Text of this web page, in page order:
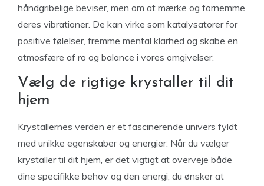
håndgribelige beviser, men om at mærke og fornemme
deres vibrationer. De kan virke som katalysatorer for
positive følelser, fremme mental klarhed og skabe en
atmosfære af ro og balance i vores omgivelser.
Vælg de rigtige krystaller til dit
hjem
Krystallernes verden er et fascinerende univers fyldt
med unikke egenskaber og energier. Når du vælger
krystaller til dit hjem, er det vigtigt at overveje både
dine specifikke behov og den energi, du ønsker at